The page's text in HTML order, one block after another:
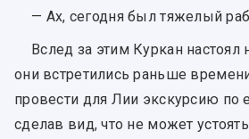
— Ах, сегодня был тяжелый
Вслед за этим Куркан настоял
они встретились раньше
провести для Лии экскурсию по
сделав вид, что не может